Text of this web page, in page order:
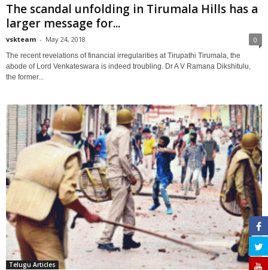
The scandal unfolding in Tirumala Hills has a
larger message for...
vskteam - May 24, 2018 0
The recent revelations of financial irregularities at Tirupathi Tirumala, the
abode of Lord Venkateswara is indeed troubling. Dr A V Ramana Dikshitulu,
the former...
Telugu Articles